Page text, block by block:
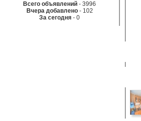
Всего объявлений - 3996
Вчера добавлено- 102
За сегодня - 0